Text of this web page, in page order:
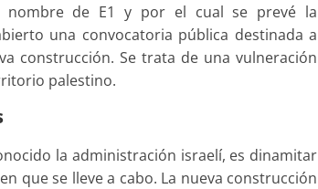
nombre de E1 y por el cual se prevé la
una convocatoria pública destinada a
construcción. Se trata de una vulneración
palestino.
la administración israelí, es dinamitar
que se lleve a cabo. La nueva construcción